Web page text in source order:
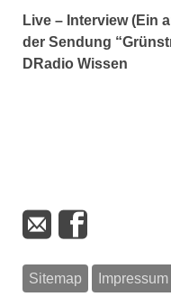
Live – Interview (Ein
der Sendung
DRadio Wissen
Sitemap Impressum